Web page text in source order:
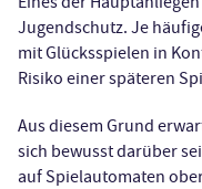
Jugendschutz. Je
mit Glücksspielen in
Risiko einer späteren
Aus diesem Grund
sich bewusst darüber
auf Spielautomaten